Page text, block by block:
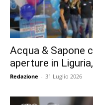
Acqua & Sapone
aperture in
Redazione - 31 Luglio 2026